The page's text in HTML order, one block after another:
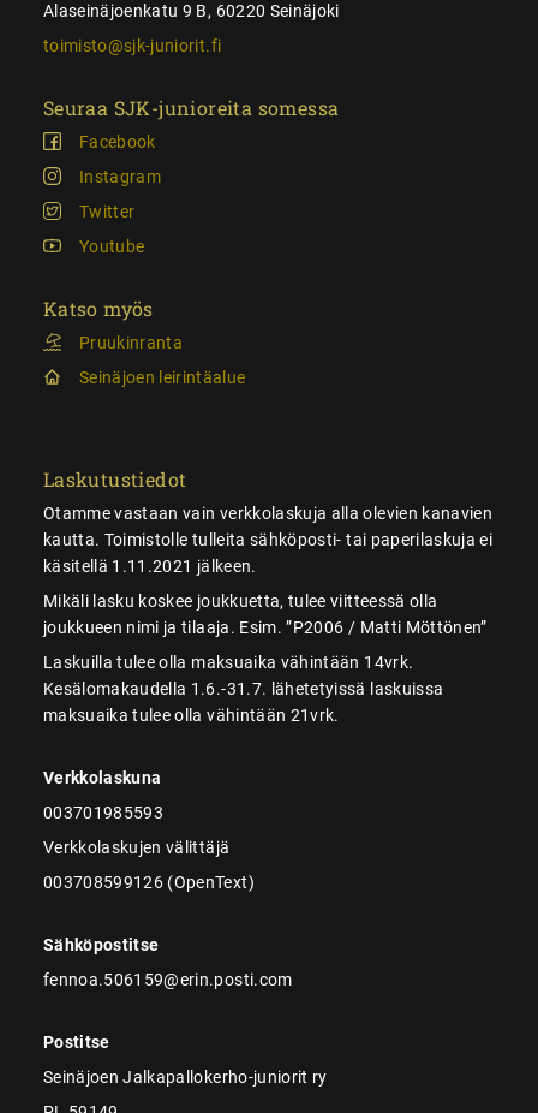
Alaseinäjoenkatu 9 B, 60220 Seinäjoki
toimisto@sjk-juniorit.fi
Seuraa SJK-junioreita somessa
Facebook
Instagram
Twitter
Youtube
Katso myös
Pruukinranta
Seinäjoen leirintäalue
Laskutustiedot
Otamme vastaan vain verkkolaskuja alla olevien kanavien
kautta. Toimistolle tulleita sähköposti- tai paperilaskuja ei
käsitellä 1.11.2021 jälkeen.
Mikäli lasku koskee joukkuetta, tulee viitteessä olla
joukkueen nimi ja tilaaja. Esim. ”P2006 / Matti Möttönen”
Laskuilla tulee olla maksuaika vähintään 14vrk.
Kesälomakaudella 1.6.-31.7. lähetetyissä laskuissa
maksuaika tulee olla vähintään 21vrk.
Verkkolaskuna
003701985593
Verkkolaskujen välittäjä
003708599126 (OpenText)
Sähköpostitse
fennoa.506159@erin.posti.com
Postitse
Seinäjoen Jalkapallokerho-juniorit ry